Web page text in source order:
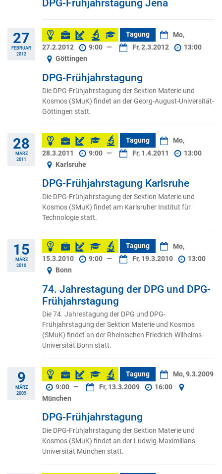
DPG-Frühjahrstagung Jena
27
FEBRUAR
2012
Tagung
Mo,
27.2.2012
9:00 — Fr, 2.3.2012
13:00
Göttingen
DPG-Frühjahrstagung
Die DPG-Frühjahrstagung der Sektion Materie und
Kosmos (SMuK) findet an der Georg-August-Universität-
Göttingen statt.
28
MÄRZ
2011
Tagung
Mo,
28.3.2011
9:00 — Fr, 1.4.2011
13:00
Karlsruhe
DPG-Frühjahrstagung Karlsruhe
Die DPG-Frühjahrstagung der Sektion Materie und
Kosmos (SMuK) findet am Karlsruher Institut für
Technologie statt.
15
MÄRZ
2010
Tagung
Mo,
15.3.2010
9:00 — Fr, 19.3.2010
13:00
Bonn
74. Jahrestagung der DPG und DPG-
Frühjahrstagung
Die 74. Jahrestagung der DPG und DPG-
Frühjahrstagung der Sektion Materie und Kosmos
(SMuK) findet an der Rheinischen Friedrich-Wilhelms-
Universität Bonn statt.
9
MÄRZ
2009
Tagung
Mo, 9.3.2009
9:00 — Fr, 13.3.2009
16:00
München
DPG-Frühjahrstagung
Die DPG-Frühjahrstagung der Sektion Materie und
Kosmos (SMuK) findet an der Ludwig-Maximilians-
Universität München statt.